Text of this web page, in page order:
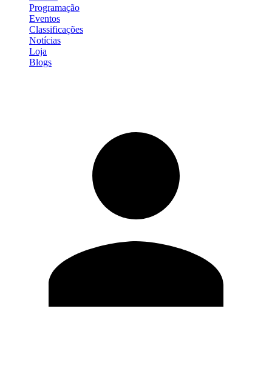
Programação
Eventos
Classificações
Notícias
Loja
Blogs